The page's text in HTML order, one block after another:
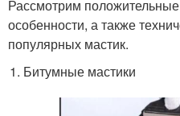
Рассмотрим
особенности, а также
популярных мастик.
Битумные мастики